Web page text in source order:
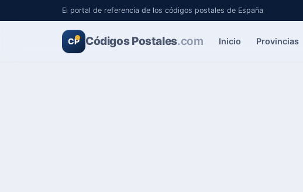
El portal de referencia de los códigos postales de España
CP Códigos Postales.com Inicio Provincias